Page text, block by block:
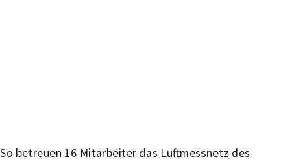
So betreuen 16 Mitarbeiter das Luftmessnetz des